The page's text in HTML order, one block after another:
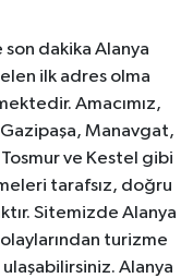
dakika Alanya
ilk adres olma
Amacımız,
Manavgat,
ve Kestel gibi
tarafsız, doğru
Sitemizde Alanya
turizme
Alanya